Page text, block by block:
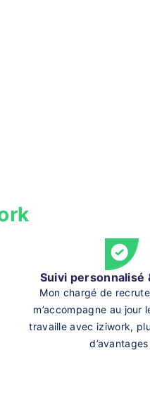
Suivi personnalisé
Mon chargé de
m’accompagne au jour
travaille avec iziwork,
d’avantages